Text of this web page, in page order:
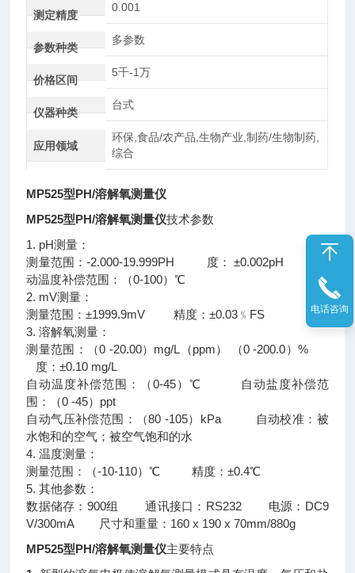
测定精度
0.001
参数种类
多参数
价格区间
5千-1万
仪器种类
台式
应用领域
环保,食品/农产品,生物产业,制药/生物制药,
综合
MP525型PH/溶解氧测量仪
MP525型PH/溶解氧测量仪技术参数
1. pH测量：
测量范围：-2.000-19.999PH 度： ±0.002pH 自
动温度补偿范围：（0-100）℃
2. mV测量：
测量范围：±1999.9mV 精度：±0.03﹪FS
3. 溶解氧测量：
测量范围：（0 -20.00）mg/L（ppm） （0 -200.0）%
度：±0.10 mg/L
自动温度补偿范围：（0-45）℃ 自动盐度补偿范
围：（0 -45）ppt
自动气压补偿范围：（80 -105）kPa 自动校准：被
水饱和的空气；被空气饱和的水
4. 温度测量：
测量范围：（-10-110）℃ 精度：±0.4℃
5. 其他参数：
数据储存：900组 通讯接口：RS232 电源：DC9
V/300mA 尺寸和重量：160 x 190 x 70mm/880g
MP525型PH/溶解氧测量仪主要特点
电话咨询